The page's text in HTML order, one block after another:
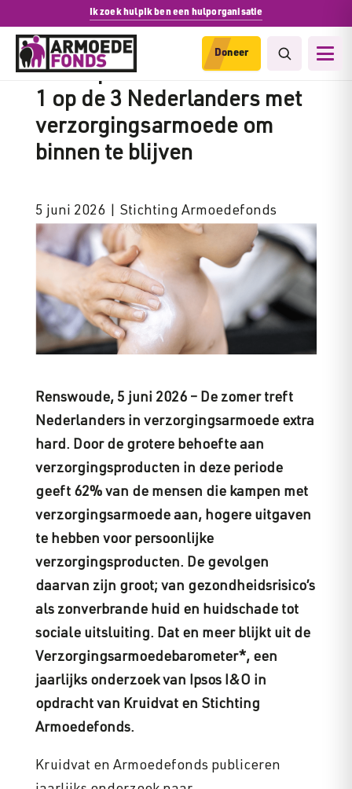
Ik zoek hulpIk ben een hulporganisatie
Doneer
Zomerperiode is reden voor
1 op de 3 Nederlanders met
verzorgingsarmoede om
binnen te blijven
5 juni 2026 | Stichting Armoedefonds
Renswoude, 5 juni 2026 – De zomer treft
Nederlanders in verzorgingsarmoede extra
hard. Door de grotere behoefte aan
verzorgingsproducten in deze periode
geeft 62% van de mensen die kampen met
verzorgingsarmoede aan, hogere uitgaven
te hebben voor persoonlijke
verzorgingsproducten. De gevolgen
daarvan zijn groot; van gezondheidsrisico’s
als zonverbrande huid en huidschade tot
sociale uitsluiting. Dat en meer blijkt uit de
Verzorgingsarmoedebarometer*, een
jaarlijks onderzoek van Ipsos I&O in
opdracht van Kruidvat en Stichting
Armoedefonds.
Kruidvat en Armoedefonds publiceren